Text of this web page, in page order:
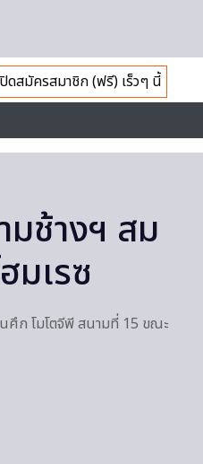
ดสมัครสมาชิก (ฟรี) เร็วๆ นี้
มช้างฯ สม
มเรซ
นศึก โมโตจีพี สนามที่ 15 ขณะ